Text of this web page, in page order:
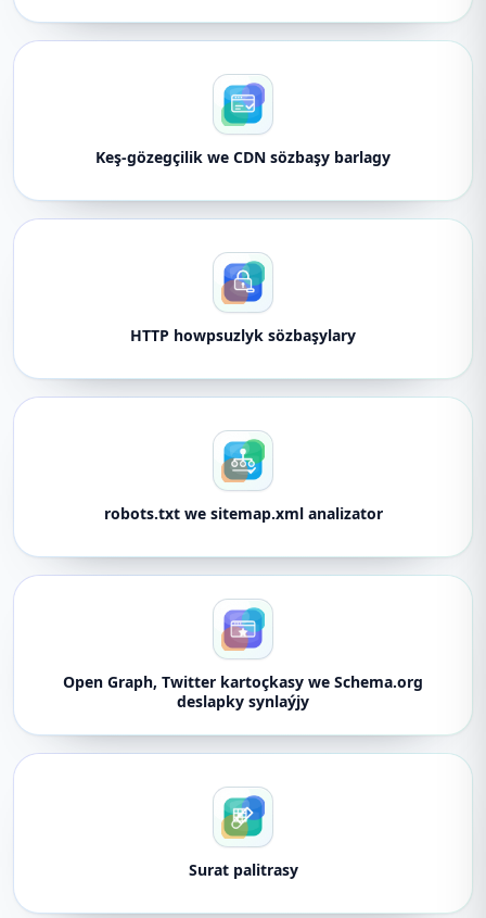
Keş-gözegçilik we CDN sözbaşy barlagy
HTTP howpsuzlyk sözbaşylary
robots.txt we sitemap.xml analizator
Open Graph, Twitter kartoçkasy we Schema.org
deslapky synlaýjy
Surat palitrasy